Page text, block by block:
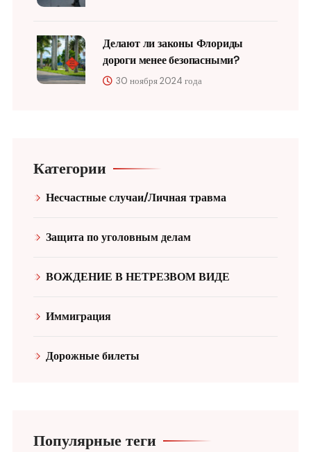
Делают ли законы Флориды
дороги менее безопасными?
30 ноября 2024 года
Категории
Несчастные случаи/Личная травма
Защита по уголовным делам
ВОЖДЕНИЕ В НЕТРЕЗВОМ ВИДЕ
Иммиграция
Дорожные билеты
Популярные теги